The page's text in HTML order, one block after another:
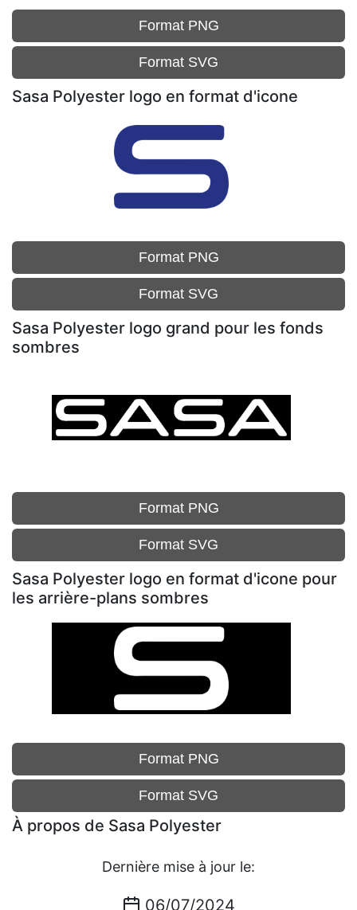
Format PNG
Format SVG
Sasa Polyester logo en format d'icone
Format PNG
Format SVG
Sasa Polyester logo grand pour les fonds
sombres
Format PNG
Format SVG
Sasa Polyester logo en format d'icone pour
les arrière-plans sombres
Format PNG
Format SVG
À propos de Sasa Polyester
Dernière mise à jour le:
06/07/2024